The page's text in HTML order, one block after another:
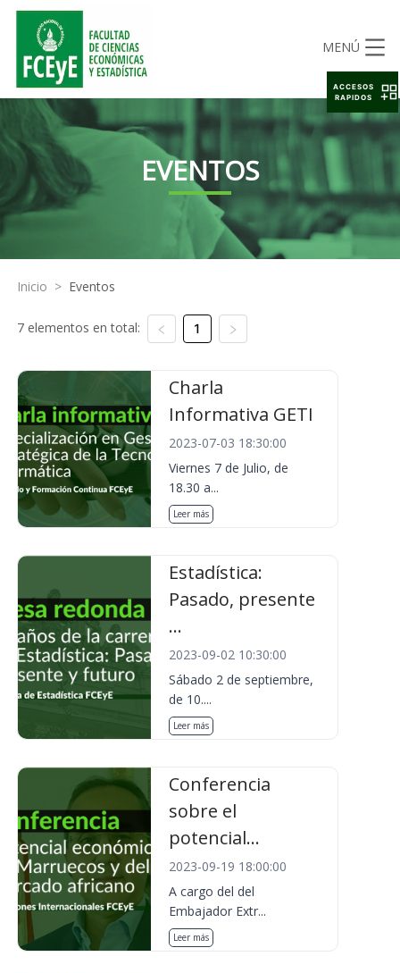
MENÚ
EVENTOS
Inicio > Eventos
7 elementos en total: 1
Charla
Informativa GETI
2023-07-03 18:30:00
Viernes 7 de Julio, de
18.30 a...
Leer más
Estadística:
Pasado, presente
...
2023-09-02 10:30:00
Sábado 2 de septiembre,
de 10....
Leer más
Conferencia
sobre el
potencial...
2023-09-19 18:00:00
A cargo del del
Embajador Extr...
Leer más
ACCESOS
RAPIDOS